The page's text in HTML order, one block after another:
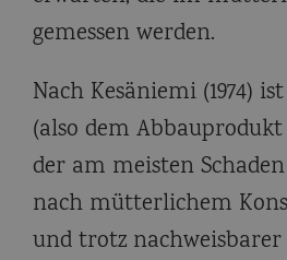
gemessen werden.
Nach Kesäniemi (1974)
(also dem Abbauprodukt
der am meisten
nach mütterlichem
und trotz nachweisbarer